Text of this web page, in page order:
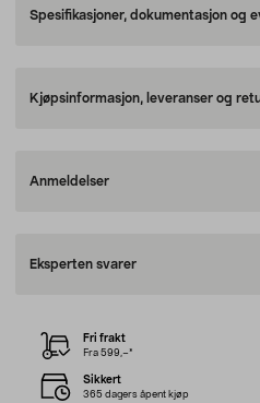
Spesifikasjoner, dokumentasjon og
Kjøpsinformasjon, leveranser og
Anmeldelser
Eksperten svarer
Fri frakt
Fra 599,–*
Sikkert
365 dagers åpent kjøp